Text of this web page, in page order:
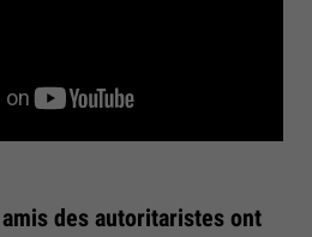
des autoritaristes ont